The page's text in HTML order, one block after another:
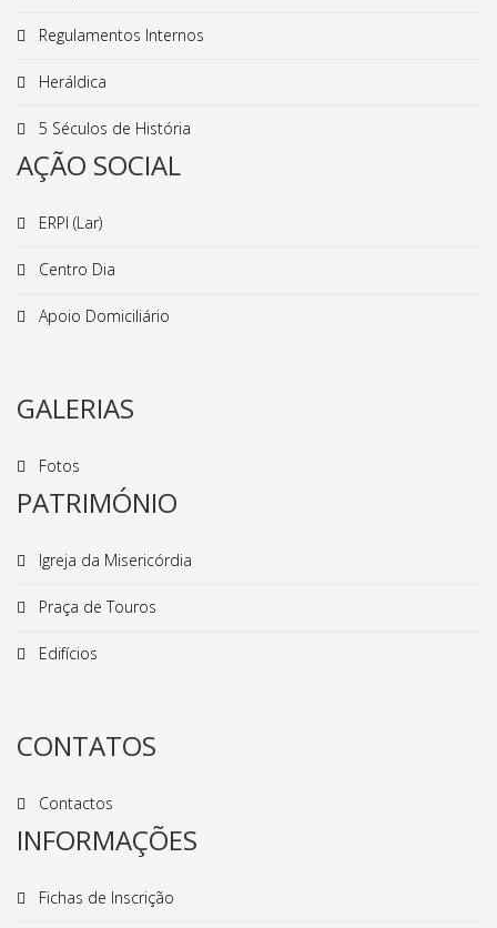
Regulamentos Internos
Heráldica
5 Séculos de História
AÇÃO SOCIAL
ERPI (Lar)
Centro Dia
Apoio Domiciliário
GALERIAS
Fotos
PATRIMÓNIO
Igreja da Misericórdia
Praça de Touros
Edifícios
CONTATOS
Contactos
INFORMAÇÕES
Fichas de Inscrição